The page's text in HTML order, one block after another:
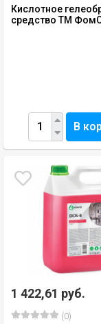
Кислотное
средство ТМ
В
1 422,61 руб.
(0)